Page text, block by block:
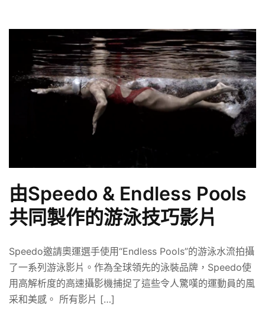
由Speedo & Endless Pools
共同製作的游泳技巧影片
Speedo邀請奧運選手使用“Endless Pools”的游泳水流拍攝
了一系列游泳影片。作為全球領先的泳裝品牌，Speedo使
用高解析度的高速攝影機捕捉了這些令人驚嘆的運動員的風
采和美感。 所有影片 […]